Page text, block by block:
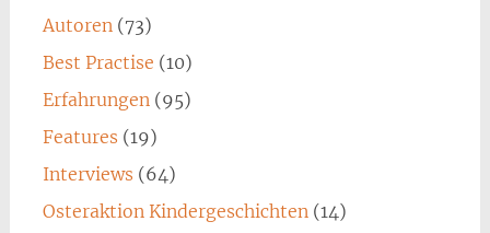
Autoren (73)
Best Practise (10)
Erfahrungen (95)
Features (19)
Interviews (64)
Osteraktion Kindergeschichten (14)